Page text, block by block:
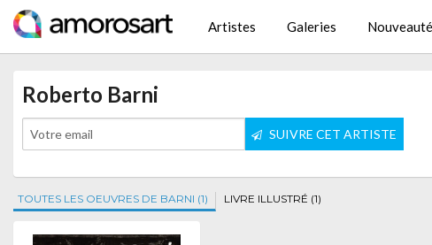
Artistes Galeries
Roberto Barni
SUIVRE CET ARTISTE
TOUTES LES OEUVRES DE BARNI (1) LIVRE ILLUSTRÉ (1)